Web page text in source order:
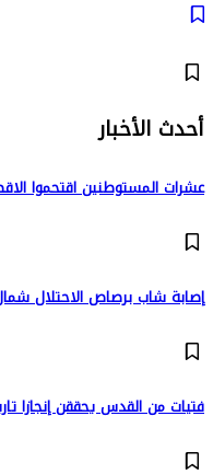
أحدث الأخبار
عشرات المستوطنين اقتحموا
إصابة شاب برصاص الاحتلال
فتيات من القدس يحققن إنجازا